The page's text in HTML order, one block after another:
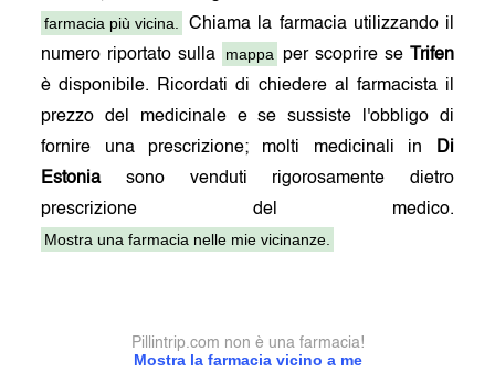
farmacia più vicina.
Chiama la farmacia utilizzando il
numero riportato sulla
mappa per scoprire se
Trifen
è disponibile. Ricordati di chiedere al farmacista il
prezzo del medicinale e se sussiste l'obbligo di
fornire una prescrizione; molti medicinali in
Di
Estoniasono venduti rigorosamente dietro
prescrizione del medico.
Mostra una farmacia nelle mie vicinanze.
Mostra la farmacia vicino a me
Pillintrip.com non è una farmacia!